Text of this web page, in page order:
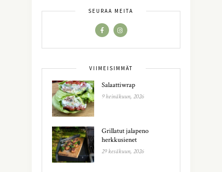
SEURAA MEITÄ
VIIMEISIMMÄT
Salaattiwrap
9 heinäkuun, 2026
Grillatut jalapeno
herkkusienet
29 kesäkuun, 2026